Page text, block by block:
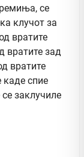
се
клучот за
вратите
вратите зад
вратите
каде спие
заклучиле